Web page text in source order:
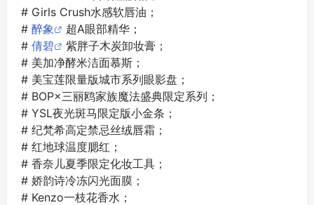
# Girls Crush水感软唇油；
# 醉象
超A眼部精华；
# 倩碧
紫胖子木炭卸妆膏；
# 美加净酵米洁面慕斯；
# 美宝莲限量版城市系列眼影盘；
# BOP×三丽鸥家族魔法盛典限定系列；
# YSL夜光斑马限定版小金条；
# 纪梵希高定禁忌丝绒唇霜；
# 红地球温度腮红；
# 香奈儿夏季限定化妆工具；
# 娇韵诗冷冻闪光面膜；
# Kenzo一枝花香水；